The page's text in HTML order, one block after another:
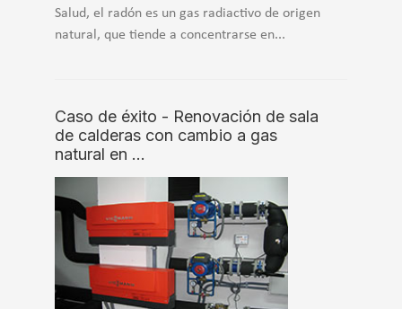
Salud, el radón es un gas radiactivo de origen
natural, que tiende a concentrarse en...
Caso de éxito - Renovación de sala
de calderas con cambio a gas
natural en …